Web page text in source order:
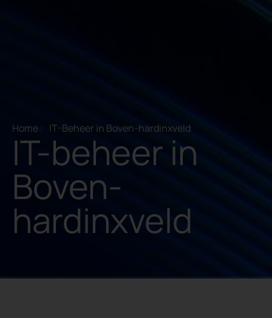
Home IT-Beheer in Boven-hardinxveld
IT-beheer in
Boven-
hardinxveld